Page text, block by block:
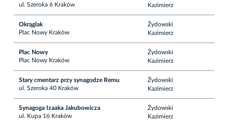
ul. Szeroka 6 Kraków
Kazimierz
Okrąglak
Plac Nowy Kraków
Żydowski
Kazimierz
Plac Nowy
Plac Nowy Kraków
Żydowski
Kazimierz
Stary cmentarz przy synagodze Remu
ul. Szeroka 40 Kraków
Żydowski
Kazimierz
Synagoga Izaaka Jakubowicza
ul. Kupa 16 Kraków
Żydowski
Kazimierz